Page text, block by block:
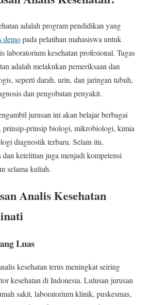
adalah program pendidikan yang
demopada pelatihan mahasiswa untuk
laboratorium kesehatan profesional. Tugas
adalah melakukan pemeriksaan dan
seperti darah, urin, dan jaringan tubuh,
dan pengobatan penyakit.
jurusan ini akan belajar berbagai
prinsip-prinsip biologi, mikrobiologi, kimia
diagnostik terbaru. Selain itu,
dan ketelitian juga menjadi kompetensi
selama kuliah.
Analis Kesehatan
Luas
kesehatan terus meningkat seiring
kesehatan di Indonesia. Lulusan jurusan
sakit, laboratorium klinik, puskesmas,